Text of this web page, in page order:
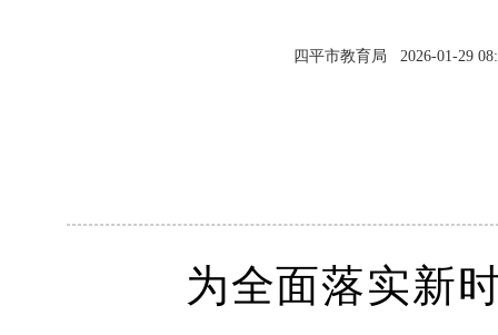
四平市教育局 2026-01-29
为全面落实新